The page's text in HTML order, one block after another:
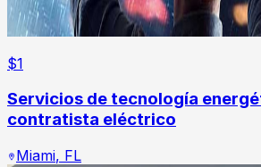
$1
Servicios de tecnología
contratista eléctrico
Miami, FL